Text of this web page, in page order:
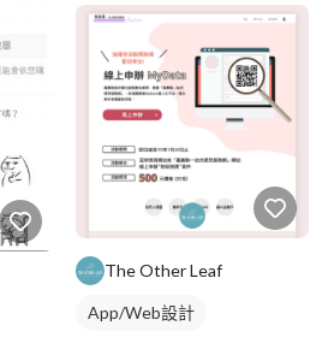
The Other Leaf
App/Web設計